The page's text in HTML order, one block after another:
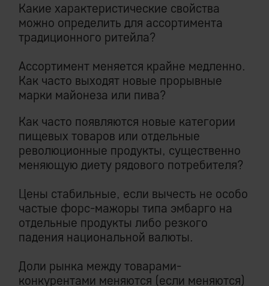
Какие характеристические свойства
можно определить для ассортимента
традиционного ритейла?
Ассортимент меняется крайне медленно.
Как часто выходят новые прорывные
марки майонеза или пива?
Как часто появляются новые категории
пищевых товаров или отдельные
революционные продукты, существенно
меняющую диету рядового потребителя?
Цены стабильные, если вычесть не особо
частые форс-мажоры типа эмбарго на
отдельные продукты либо резкого
падения национальной валюты.
Доли рынка между товарами-
конкурентами меняются (если меняются)